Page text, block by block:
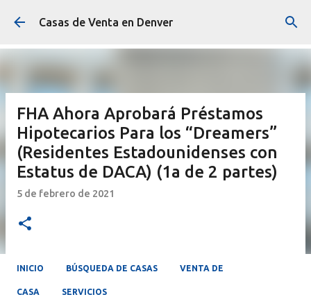
Ir al contenido principal
Casas de Venta en Denver
FHA Ahora Aprobará Préstamos
Hipotecarios Para los “Dreamers”
(Residentes Estadounidenses con
Estatus de DACA) (1a de 2 partes)
5 de febrero de 2021
INICIO BÚSQUEDA DE CASAS VENTA DE
CASA SERVICIOS